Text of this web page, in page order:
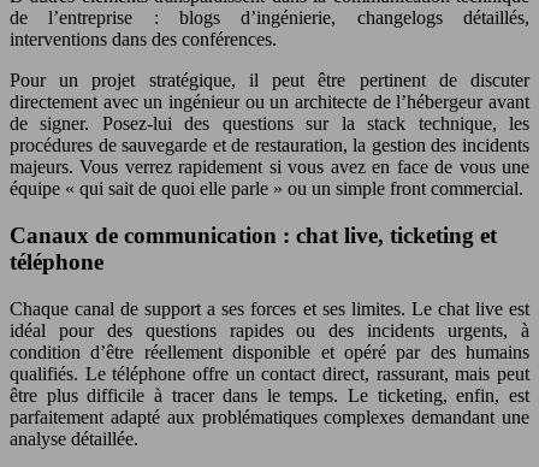
de l’entreprise : blogs d’ingénierie, changelogs détaillés,
interventions dans des conférences.
Pour un projet stratégique, il peut être pertinent de discuter
directement avec un ingénieur ou un architecte de l’hébergeur avant
de signer. Posez‑lui des questions sur la stack technique, les
procédures de sauvegarde et de restauration, la gestion des incidents
majeurs. Vous verrez rapidement si vous avez en face de vous une
équipe « qui sait de quoi elle parle » ou un simple front commercial.
Canaux de communication : chat live, ticketing et
téléphone
Chaque canal de support a ses forces et ses limites. Le chat live est
idéal pour des questions rapides ou des incidents urgents, à
condition d’être réellement disponible et opéré par des humains
qualifiés. Le téléphone offre un contact direct, rassurant, mais peut
être plus difficile à tracer dans le temps. Le ticketing, enfin, est
parfaitement adapté aux problématiques complexes demandant une
analyse détaillée.